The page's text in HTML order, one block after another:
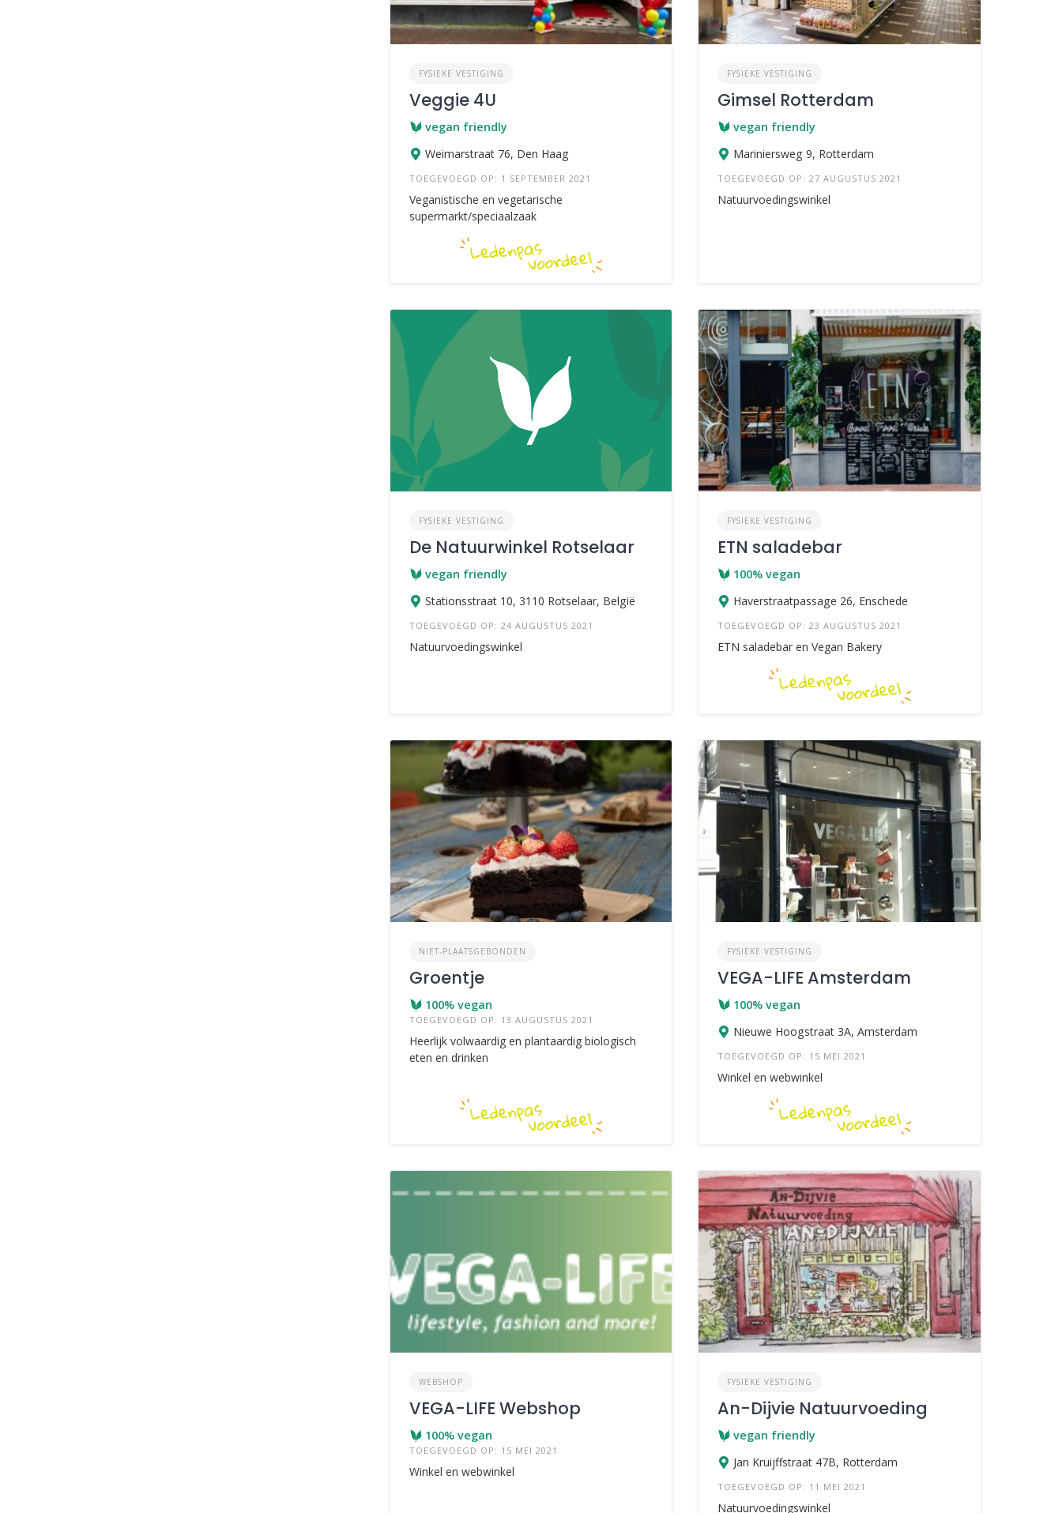
FYSIEKE VESTIGING
Veggie 4U
vegan friendly
Weimarstraat 76, Den Haag
TOEGEVOEGD OP: 1 SEPTEMBER 2021
Veganistische en vegetarische
supermarkt/speciaalzaak
FYSIEKE VESTIGING
Gimsel Rotterdam
vegan friendly
Mariniersweg 9, Rotterdam
TOEGEVOEGD OP: 27 AUGUSTUS 2021
Natuurvoedingswinkel
FYSIEKE VESTIGING
De Natuurwinkel Rotselaar
vegan friendly
Stationsstraat 10, 3110 Rotselaar, België
TOEGEVOEGD OP: 24 AUGUSTUS 2021
Natuurvoedingswinkel
FYSIEKE VESTIGING
ETN saladebar
100% vegan
Haverstraatpassage 26, Enschede
TOEGEVOEGD OP: 23 AUGUSTUS 2021
ETN saladebar en Vegan Bakery
NIET-PLAATSGEBONDEN
Groentje
100% vegan
TOEGEVOEGD OP: 13 AUGUSTUS 2021
Heerlijk volwaardig en plantaardig biologisch
eten en drinken
FYSIEKE VESTIGING
VEGA-LIFE Amsterdam
100% vegan
Nieuwe Hoogstraat 3A, Amsterdam
TOEGEVOEGD OP: 15 MEI 2021
Winkel en webwinkel
WEBSHOP
VEGA-LIFE Webshop
100% vegan
TOEGEVOEGD OP: 15 MEI 2021
Winkel en webwinkel
FYSIEKE VESTIGING
An-Dijvie Natuurvoeding
vegan friendly
Jan Kruijffstraat 47B, Rotterdam
TOEGEVOEGD OP: 11 MEI 2021
Natuurvoedingswinkel